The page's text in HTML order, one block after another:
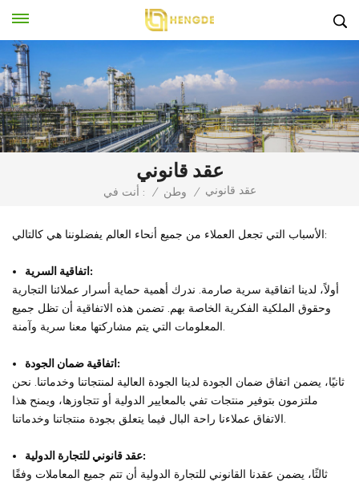
عقد قانوني
أنت في : / وطن / عقد قانوني
الأسباب التي تجعل العملاء من جميع أنحاء العالم يفضلوننا هي كالتالي:
اتفاقية السرية:
أولاً، لدينا اتفاقية سرية صارمة. ندرك أهمية حماية أسرار عملائنا التجارية
وحقوق الملكية الفكرية الخاصة بهم. تضمن هذه الاتفاقية أن تظل جميع
اتفاقية ضمان الجودة:
ثانيًا، يضمن اتفاق ضمان الجودة لدينا الجودة العالية لمنتجاتنا وخدماتنا. نحن
ملتزمون بتوفير منتجات تفي بالمعايير الدولية أو تتجاوزها، ويمنح هذا
عقد قانوني للتجارة الدولية:
ثالثًا، يضمن عقدنا القانوني للتجارة الدولية أن تتم جميع المعاملات وفقًا